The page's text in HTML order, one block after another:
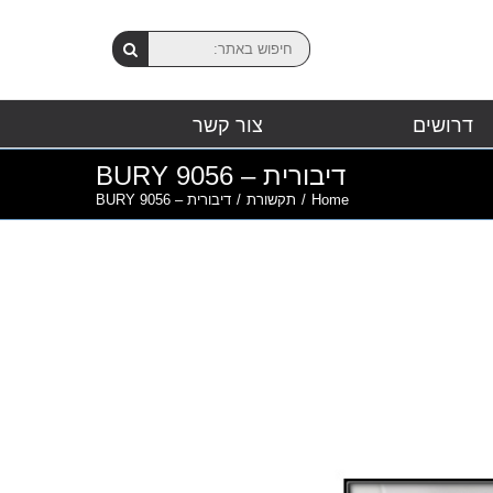
דרושים צור קשר
דיבורית – BURY 9056
Home
/ תקשורת / דיבורית – BURY 9056